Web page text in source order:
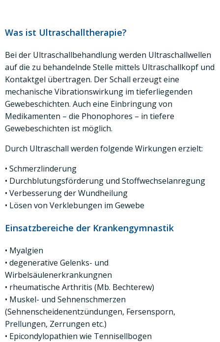
Was ist Ultraschalltherapie?
Bei der Ultraschallbehandlung werden Ultraschallwellen
auf die zu behandelnde Stelle mittels Ultraschallkopf und
Kontaktgel übertragen. Der Schall erzeugt eine
mechanische Vibrationswirkung im tieferliegenden
Gewebeschichten. Auch eine Einbringung von
Medikamenten – die Phonophores – in tiefere
Gewebeschichten ist möglich.
Durch Ultraschall werden folgende Wirkungen erzielt:
• Schmerzlinderung
• Durchblutungsförderung und Stoffwechselanregung
• Verbesserung der Wundheilung
• Lösen von Verklebungen im Gewebe
Einsatzbereiche der Krankengymnastik
• Myalgien
• degenerative Gelenks- und
Wirbelsäulenerkrankungnen
• rheumatische Arthritis (Mb. Bechterew)
• Muskel- und Sehnenschmerzen
(Sehnenscheidenentzündungen, Fersensporn,
Prellungen, Zerrungen etc.)
• Epicondylopathien wie Tennisellbogen